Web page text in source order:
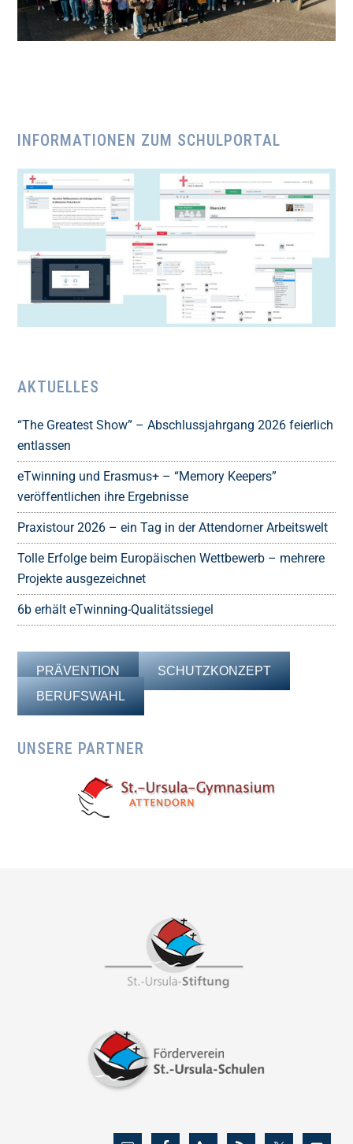
INFORMATIONEN ZUM SCHULPORTAL
AKTUELLES
“The Greatest Show” – Abschlussjahrgang 2026 feierlich
entlassen
eTwinning und Erasmus+ – “Memory Keepers”
veröffentlichen ihre Ergebnisse
Praxistour 2026 – ein Tag in der Attendorner Arbeitswelt
Tolle Erfolge beim Europäischen Wettbewerb – mehrere
Projekte ausgezeichnet
6b erhält eTwinning-Qualitätssiegel
PRÄVENTION
SCHUTZKONZEPT
BERUFSWAHL
UNSERE PARTNER